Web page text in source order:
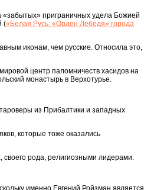
приграничных удела Божией
(«Белая Русь: «Орден Лебедя» города
иконам, чем русские. Относила это,
центр паломничеств хасидов на
монастырь в Верхотурье.
из Прибалтики и западных
которые тоже оказались
своего рода, религиозными лидерами.
именно Евгений Ройзман является